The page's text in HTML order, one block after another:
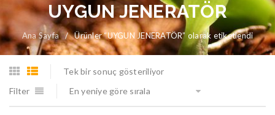
UYGUN JENERATÖR
Ana Sayfa / Ürünler “UYGUN JENERATÖR” olarak etiketlendi
Tek bir sonuç gösteriliyor
Filter
En yeniye göre sırala